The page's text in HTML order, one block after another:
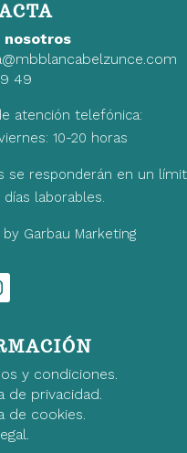
nosotros
49
atención telefónica:
10-20 horas
se responderán en un
laborables.
Garbau Marketing
y condiciones.
de privacidad.
de cookies.